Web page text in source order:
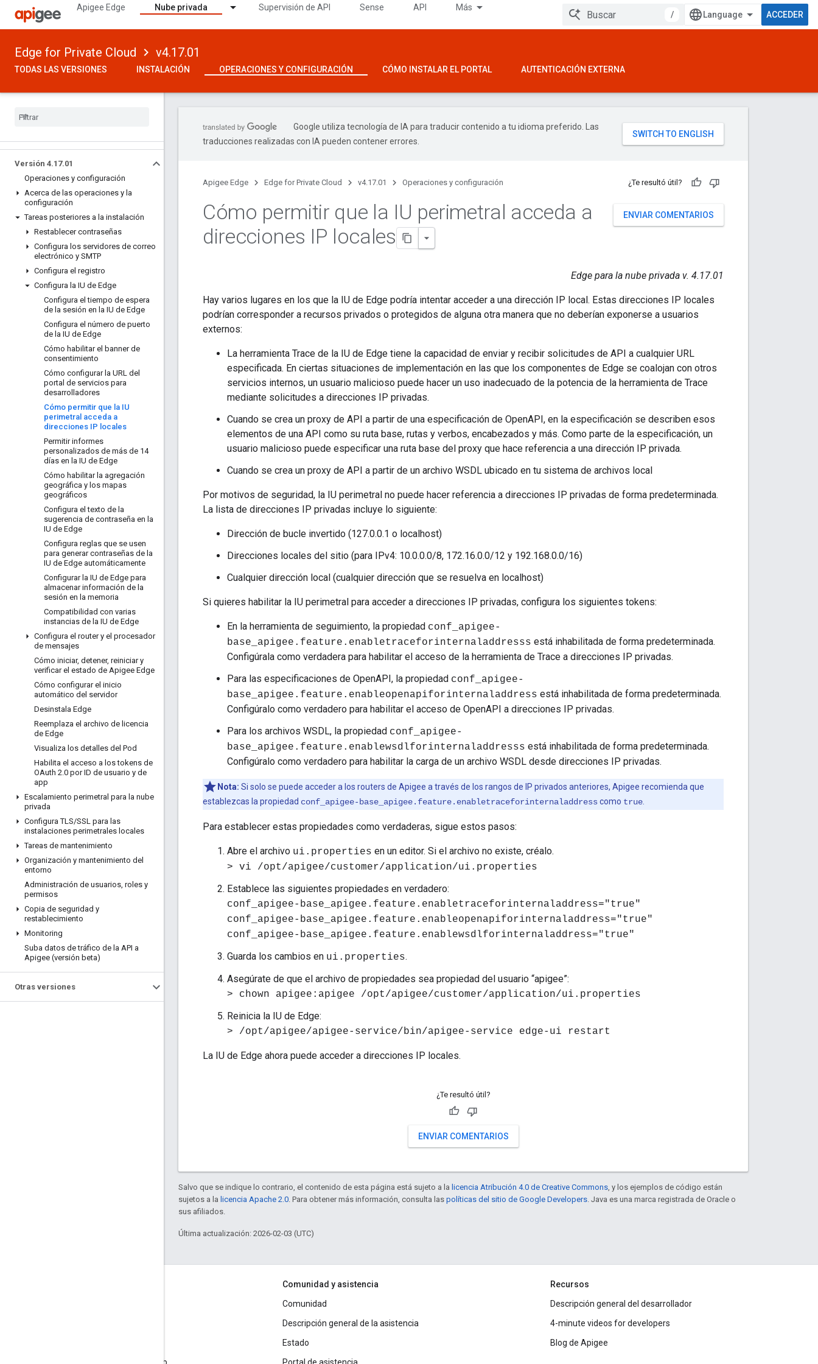
Apigee Edge Nube privada Supervisión de API Sense API Más
/ ACCEDER
Edge for Private Cloud v4.17.01
TODAS LAS VERSIONES INSTALACIÓN OPERACIONES Y CONFIGURACIÓN CÓMO INSTALAR EL PORTAL AUTENTICACIÓN EXTERNA
Versión 4.17.01
Operaciones y configuración
Acerca de las operaciones y la
configuración
Tareas posteriores a la instalación
Restablecer contraseñas
Configura los servidores de correo
electrónico y SMTP
Configura el registro
Configura la IU de Edge
Configura el tiempo de espera
de la sesión en la IU de Edge
Configura el número de puerto
de la IU de Edge
Cómo habilitar el banner de
consentimiento
Cómo configurar la URL del
portal de servicios para
desarrolladores
Cómo permitir que la IU
perimetral acceda a
direcciones IP locales
Permitir informes
personalizados de más de 14
días en la IU de Edge
Cómo habilitar la agregación
geográfica y los mapas
geográficos
Configura el texto de la
sugerencia de contraseña en la
IU de Edge
Configura reglas que se usen
para generar contraseñas de la
IU de Edge automáticamente
Configurar la IU de Edge para
almacenar información de la
sesión en la memoria
Compatibilidad con varias
instancias de la IU de Edge
Configura el router y el procesador
de mensajes
Cómo iniciar, detener, reiniciar y
verificar el estado de Apigee Edge
Cómo configurar el inicio
automático del servidor
Desinstala Edge
Reemplaza el archivo de licencia
de Edge
Visualiza los detalles del Pod
Habilita el acceso a los tokens de
OAuth 2.0 por ID de usuario y de
app
Escalamiento perimetral para la nube
privada
Configura TLS/SSL para las
instalaciones perimetrales locales
Tareas de mantenimiento
Organización y mantenimiento del
entorno
Administración de usuarios, roles y
permisos
Copia de seguridad y
restablecimiento
Monitoring
Suba datos de tráfico de la API a
Apigee (versión beta)
Otras versiones
Google utiliza tecnología de IA para traducir contenido a tu idioma preferido. Las
traducciones realizadas con IA pueden contener errores.
Apigee Edge Edge for Private Cloud v4.17.01 Operaciones y configuración ¿Te resultó útil?
ENVIAR COMENTARIOS
Cómo permitir que la IU perimetral acceda a
direcciones IP locales
Edge para la nube privada v. 4.17.01
Hay varios lugares en los que la IU de Edge podría intentar acceder a una dirección IP local. Estas direcciones IP locales
podrían corresponder a recursos privados o protegidos de alguna otra manera que no deberían exponerse a usuarios
externos:
La herramienta Trace de la IU de Edge tiene la capacidad de enviar y recibir solicitudes de API a cualquier URL
especificada. En ciertas situaciones de implementación en las que los componentes de Edge se coalojan con otros
servicios internos, un usuario malicioso puede hacer un uso inadecuado de la potencia de la herramienta de Trace
mediante solicitudes a direcciones IP privadas.
Cuando se crea un proxy de API a partir de una especificación de OpenAPI, en la especificación se describen esos
elementos de una API como su ruta base, rutas y verbos, encabezados y más. Como parte de la especificación, un
usuario malicioso puede especificar una ruta base del proxy que hace referencia a una dirección IP privada.
Cuando se crea un proxy de API a partir de un archivo WSDL ubicado en tu sistema de archivos local
Por motivos de seguridad, la IU perimetral no puede hacer referencia a direcciones IP privadas de forma predeterminada.
La lista de direcciones IP privadas incluye lo siguiente:
Dirección de bucle invertido (127.0.0.1 o localhost)
Direcciones locales del sitio (para IPv4: 10.0.0.0/8, 172.16.0.0/12 y 192.168.0.0/16)
Cualquier dirección local (cualquier dirección que se resuelva en localhost)
Si quieres habilitar la IU perimetral para acceder a direcciones IP privadas, configura los siguientes tokens:
En la herramienta de seguimiento, la propiedad conf_apigee-
base_apigee.feature.enabletraceforinternaladdresss está inhabilitada de forma predeterminada.
Configúrala como verdadera para habilitar el acceso de la herramienta de Trace a direcciones IP privadas.
Para las especificaciones de OpenAPI, la propiedad conf_apigee-
base_apigee.feature. enableopenapiforinternaladdress está inhabilitada de forma predeterminada.
Configúralo como verdadero para habilitar el acceso de OpenAPI a direcciones IP privadas.
Para los archivos WSDL, la propiedad conf_apigee-
base_apigee.feature.enablewsdlforinternaladdresss está inhabilitada de forma predeterminada.
Configúralo como verdadero para habilitar la carga de un archivo WSDL desde direcciones IP privadas.
Nota: Si solo se puede acceder a los routers de Apigee a través de los rangos de IP privados anteriores, Apigee recomienda que
establezcas la propiedad conf_apigee-base_apigee.feature.enabletraceforinternaladdresscomo true
Para establecer estas propiedades como verdaderas, sigue estos pasos:
Abre el archivo ui.properties en un editor. Si el archivo no existe, créalo.
> vi /opt/apigee/customer/application/ui.properties
Establece las siguientes propiedades en verdadero:
conf_apigee-base_apigee.feature.enabletraceforinternaladdress="true"
conf_apigee-base_apigee.feature.enableopenapiforinternaladdress="true"
conf_apigee-base_apigee.feature.enablewsdlforinternaladdress="true"
Guarda los cambios en ui.properties.
Asegúrate de que el archivo de propiedades sea propiedad del usuario “apigee”:
> chown apigee:apigee /opt/apigee/customer/application/ui.properties
Reinicia la IU de Edge:
> /opt/apigee/apigee-service/bin/apigee-service edge-ui restart
La IU de Edge ahora puede acceder a direcciones IP locales.
¿Te resultó útil?
ENVIAR COMENTARIOS
Salvo que se indique lo contrario, el contenido de esta página está sujeto a la licencia Atribución 4.0 de Creative Commons, y los ejemplos de código están
sujetos a la licencia Apache 2.0. Para obtener más información, consulta las políticas del sitio de Google Developers. Java es una marca registrada de Oracle o
sus afiliados.
Última actualización: 2026-02-03 (UTC)
Comunidad y asistencia
Comunidad
Descripción general de la asistencia
Estado
Recursos
Descripción general del desarrollador
4-minute videos for developers
Blog de Apigee